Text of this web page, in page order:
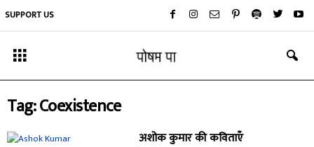
SUPPORT US
Tag: Coexistence
अशोक कुमार की कविताएँ